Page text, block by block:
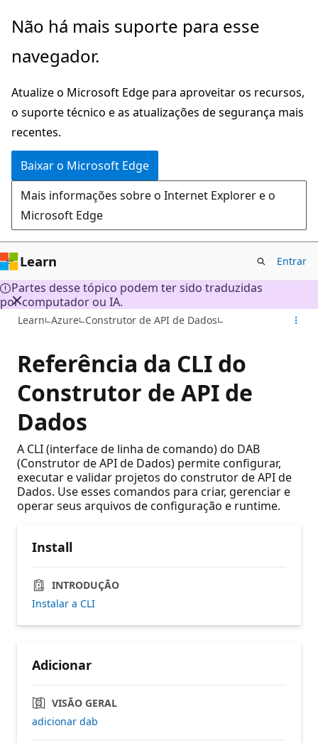
Pular
o
principal
Não há mais suporte para esse
navegador.
Atualize o Microsoft Edge para aproveitar os recursos,
o suporte técnico e as atualizações de segurança mais
recentes.
Baixar o Microsoft Edge
Mais informações sobre o Internet Explorer e o
Microsoft Edge
Learn Entrar
Partes desse tópico podem ter sido traduzidas
por computador ou IA.
Learn Azure Construtor de API de Dados
Referência da CLI do
Construtor de API de
Dados
A CLI (interface de linha de comando) do DAB
(Construtor de API de Dados) permite configurar,
executar e validar projetos do construtor de API de
Dados. Use esses comandos para criar, gerenciar e
operar seus arquivos de configuração e runtime.
Install
INTRODUÇÃO
Instalar a CLI
Adicionar
VISÃO GERAL
adicionar dab